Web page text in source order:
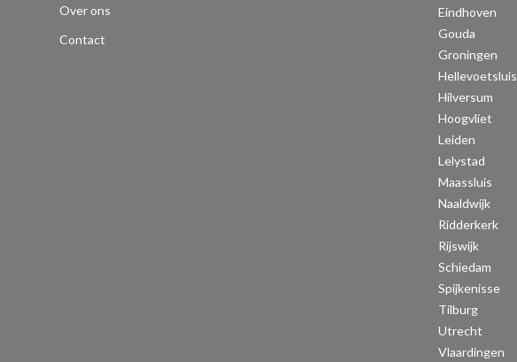
Over ons
Contact
Eindhoven
Gouda
Groningen
Hellevoetsluis
Hilversum
Hoogvliet
Leiden
Lelystad
Maassluis
Naaldwijk
Ridderkerk
Rijswijk
Schiedam
Spijkenisse
Tilburg
Utrecht
Vlaardingen